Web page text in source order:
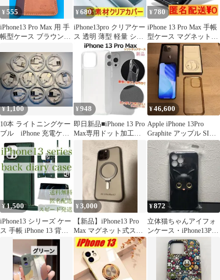
¥555
iPhone13 Pro Max 用 手
帳型ケース ブラウン
納 マグネット式
¥680
iPhone13pro クリアケー
ス 透明 薄型 軽量 シン
プル
¥ 780
iPhone 13 Pro Max 手帳
型ケース マグネット式
カード収納
¥1,100
10本 ライトニングケー
ブル iPhone 充電ケー
ブル 新品
¥ 948
即日新品■iPhone 13 Pro
Max専用ドット加工ソ
フトカバーケース透明
¥46,600
Apple iPhone 13Pro
Graphite アップル SIM
フリー
¥1,500
iPhone13 シリーズ ケー
ス 手帳 iPhone 13 背面
収納 緑
¥3,000
【新品】iPhone13 Pro
Max マグネット式スタ
ンドケース
¥872
立体猫ちゃんアイフォ
ンケース・iPhone13Pro
Max・イエロー,ブラッ